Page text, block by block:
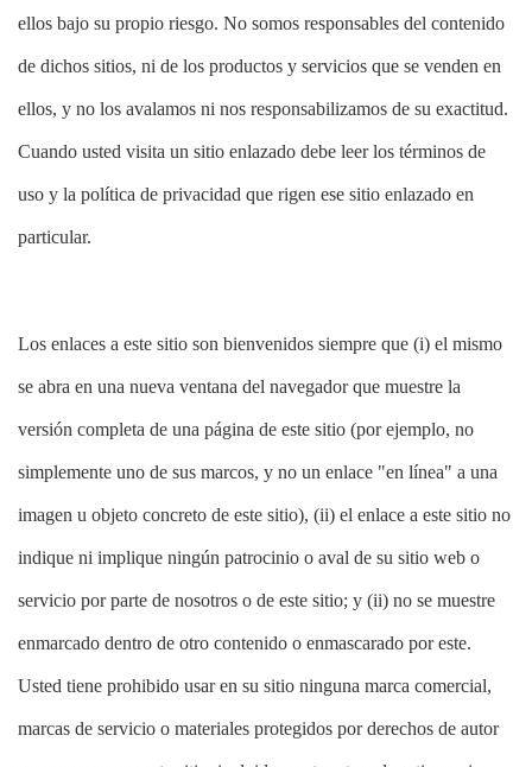
ellos bajo su propio riesgo. No somos responsables del contenido
de dichos sitios, ni de los productos y servicios que se venden en
ellos, y no los avalamos ni nos responsabilizamos de su exactitud.
Cuando usted visita un sitio enlazado debe leer los términos de
uso y la política de privacidad que rigen ese sitio enlazado en
particular.
Los enlaces a este sitio son bienvenidos siempre que (i) el mismo
se abra en una nueva ventana del navegador que muestre la
versión completa de una página de este sitio (por ejemplo, no
simplemente uno de sus marcos, y no un enlace "en línea" a una
imagen u objeto concreto de este sitio), (ii) el enlace a este sitio no
indique ni implique ningún patrocinio o aval de su sitio web o
servicio por parte de nosotros o de este sitio; y (ii) no se muestre
enmarcado dentro de otro contenido o enmascarado por este.
Usted tiene prohibido usar en su sitio ninguna marca comercial,
marcas de servicio o materiales protegidos por derechos de autor